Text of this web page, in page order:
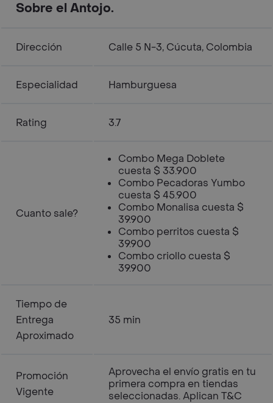
Sobre el Antojo.
Dirección Calle 5 N-3, Cúcuta, Colombia
Especialidad Hamburguesa
Rating 3.7
Cuanto sale?
Combo Mega Doblete
cuesta $ 33.900
Combo Pecadoras Yumbo
cuesta $ 45.900
Combo Monalisa cuesta $
39.900
Combo perritos cuesta $
39.900
Combo criollo cuesta $
39.900
Tiempo de
Entrega
Aproximado
35 min
Promoción
Vigente
Aprovecha el envío gratis en tu
primera compra en tiendas
seleccionadas. Aplican T&C